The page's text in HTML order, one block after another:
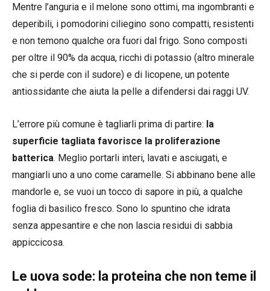
Mentre l’anguria e il melone sono ottimi, ma ingombranti e
deperibili, i pomodorini ciliegino sono compatti, resistenti
e non temono qualche ora fuori dal frigo. Sono composti
per oltre il 90% da acqua, ricchi di potassio (altro minerale
che si perde con il sudore) e di licopene, un potente
antiossidante che aiuta la pelle a difendersi dai raggi UV.
L’errore più comune è tagliarli prima di partire: la
superficie tagliata favorisce la proliferazione
batterica. Meglio portarli interi, lavati e asciugati, e
mangiarli uno a uno come caramelle. Si abbinano bene alle
mandorle e, se vuoi un tocco di sapore in più, a qualche
foglia di basilico fresco. Sono lo spuntino che idrata
senza appesantire e che non lascia residui di sabbia
appiccicosa.
Le uova sode: la proteina che non teme il